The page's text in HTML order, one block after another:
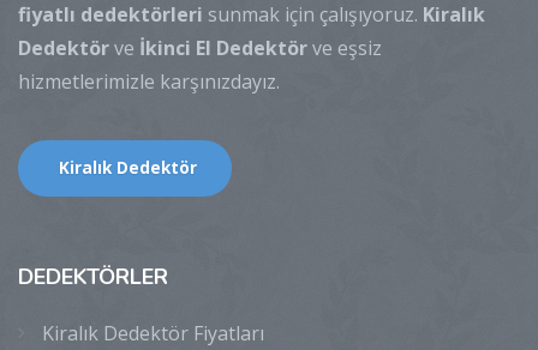
fiyatlı dedektörleri sunmak için çalışıyoruz. Kiralık
Dedektörve İkinci El Dedektörve eşsiz
hizmetlerimizle karşınızdayız.
Kiralık Dedektör
DEDEKTÖRLER
Kiralık Dedektör Fiyatları